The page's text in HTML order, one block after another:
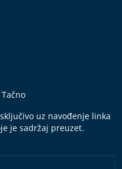
uz navođenje linka
je sadržaj preuzet.